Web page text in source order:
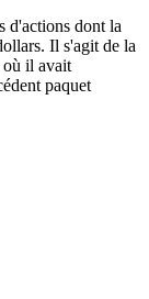
d'actions dont la
Il s'agit de la
où il avait
paquet